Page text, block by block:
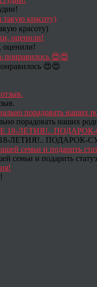
красоту)
оценили!
😍😍
порадовать наших
ЛЕТИЯ!.. ПОДАРОК-
семьи и подарить